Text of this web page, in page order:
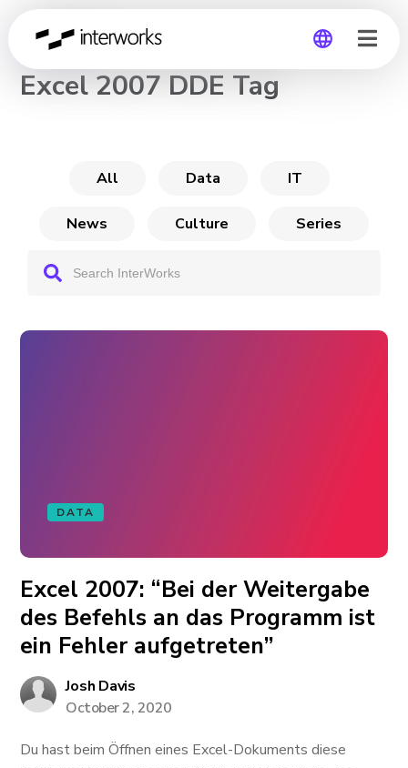
Global
CHANNEL
Excel 2007 DDE Tag
All Data IT
News Culture Series
DATA
Excel 2007: “Bei der Weitergabe
des Befehls an das Programm ist
ein Fehler aufgetreten”
Josh Davis
October 2, 2020
Du hast beim Öffnen eines Excel-Dokuments diese